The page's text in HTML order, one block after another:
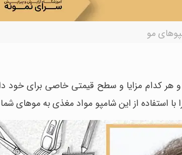
مو
هر کدام مزایا و سطح قیمتی خاصی برای خود
استفاده از این شامپو مواد مغذی به موهای